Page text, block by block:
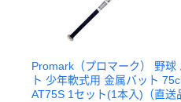
Promark（プロマーク） 野球
ト 少年軟式用 金属バット
AT75S 1セット(1本入)（直送